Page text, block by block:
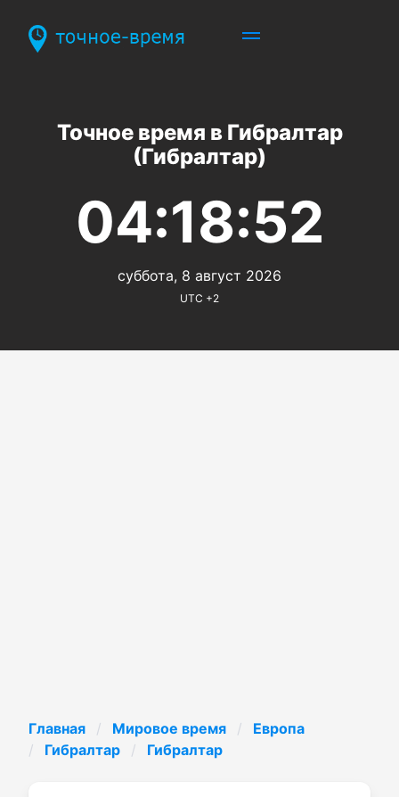
Точное время в Гибралтар
(Гибралтар)
04:18:52
суббота, 8 август 2026
UTC +2
Главная Мировое время
Европа
Гибралтар
Гибралтар